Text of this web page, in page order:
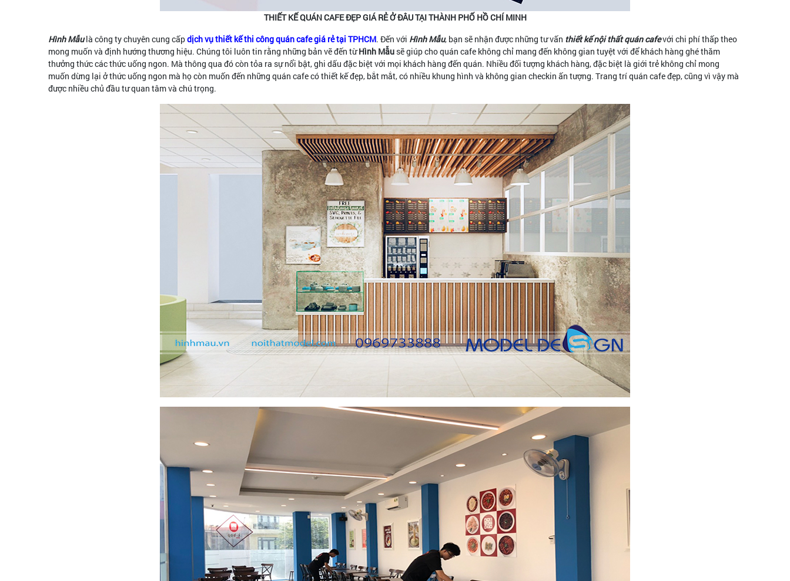
THIẾT KẾ QUÁN CAFE ĐẸP GIÁ RẺ Ở ĐÂU TẠI THÀNH PHỐ HỒ CHÍ MINH
Hình Mẫulà công ty chuyên cung cấpdịch vụ thiết kế thi công quán cafe giá rẻ tại TPHCM. Đến với Hình Mẫu, bạn sẽ nhận được những tư vấn thiết kế nội thất quán cafevới chi phí thấp theo
mong muốn và định hướng thương hiệu. Chúng tôi luôn tin rằng những bản vẽ đến từHình Mẫu sẽ giúp cho quán cafe không chỉ mang đến không gian tuyệt với để khách hàng ghé thăm
thưởng thức các thức uống ngon. Mà thông qua đó còn tỏa ra sự nổi bật, ghi dấu đặc biệt với mọi khách hàng đến quán. Nhiều đối tượng khách hàng, đặc biệt là giới trẻ không chỉ mong
muốn dừng lại ở thức uống ngon mà họ còn muốn đến những quán cafe có thiết kế đẹp, bắt mắt, có nhiều khung hình và không gian checkin ấn tượng. Trang trí quán cafe đẹp, cũng vì vậy mà
được nhiều chủ đầu tư quan tâm và chú trọng.